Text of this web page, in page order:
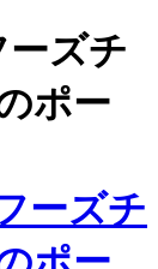
ーズチ
ポー